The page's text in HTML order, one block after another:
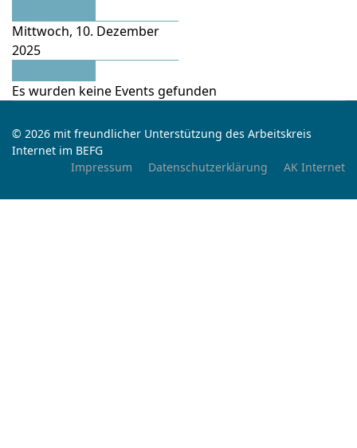
Mittwoch, 10. Dezember
2025
Es wurden keine Events gefunden
© 2026 mit freundlicher Unterstützung des Arbeitskreis
Internet im BEFG
Impressum
Datenschutzerklärung AK Internet